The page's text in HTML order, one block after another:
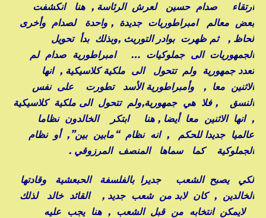
ارتقاء صدام حسين لعرش الرئاسة , هنا انكشفت
بعض معالم امبراطوريات جديدة , واحدة لصدام وأخرى
لحاظ , ثم ظهرت بوادر التوريث ,وبذلك بدأ تحويل
الجمهوريات الى جملوكيات … امبراطورية صدام لم
تعدد جمهورية ولم تتحول الى ملكية كلاسيكية , انها
الاثنين معا , وأمبراطورية الأسد تطورت على نفس
النسق , فلا هي جمهورية,ولم تتحول الى ملكية كلاسيكية
, انها الاثنين معا أيضا , هنا ابتكر الخالدون نظاما
عالميا جديدا للحكم , انه نظام “مابين بين”, أو نظام
الجملوكية كما سماها المنصف المرزوقي .
لكي يصبح الشعب جديرا بالفلسفة الحبعشية وقادتها
الخالدين , كان لابد من شعب جديد , القائد خالد لذلك
لايمكن انتخابه من قبل الشعب , هنا يجب عليه